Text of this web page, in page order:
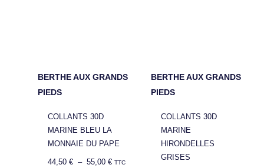
BERTHE AUX GRANDS
PIEDS
COLLANTS 30D
MARINE BLEU LA
MONNAIE DU PAPE
44,50€ – 55,00€ TTC
BERTHE AUX GRANDS
PIEDS
COLLANTS 30D
MARINE
HIRONDELLES
GRISES